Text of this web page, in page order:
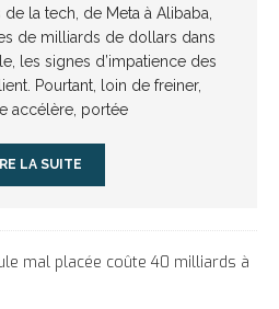
la tech, de Meta à Alibaba,
de milliards de dollars dans
les signes d’impatience des
Pourtant, loin de freiner,
accélère, portée
LA SUITE
mal placée coûte 40 milliards à